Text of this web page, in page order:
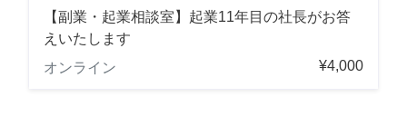
【副業・起業相談室】起業11年目の社長がお答
えいたします
オンライン
¥4,000